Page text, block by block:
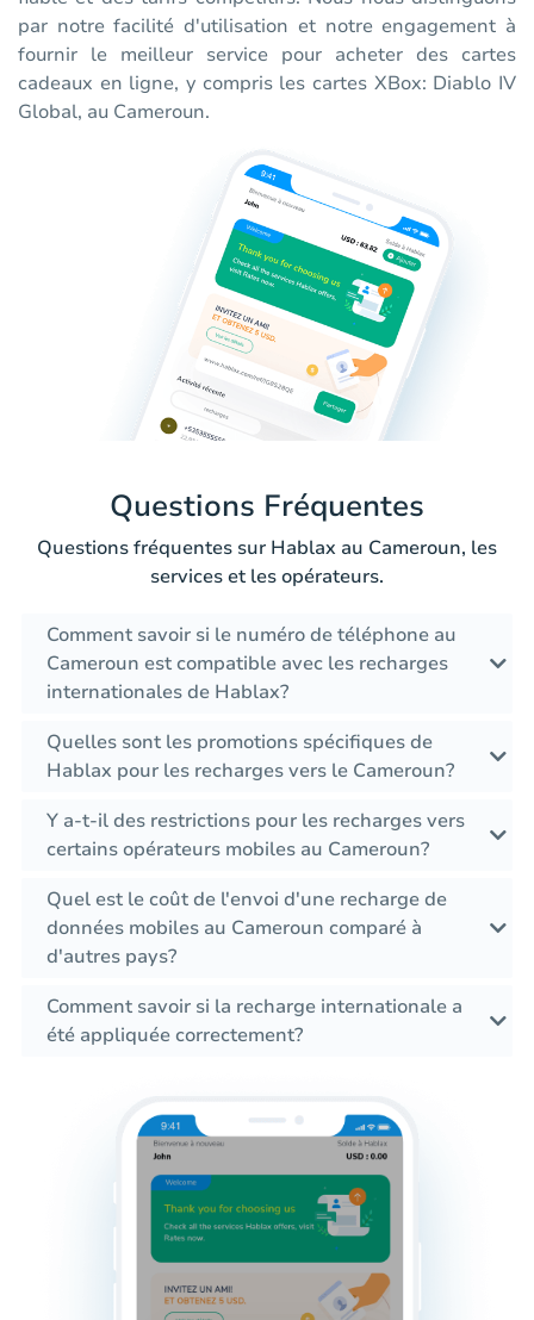
par notre facilité d'utilisation et notre engagement à
fournir le meilleur service pour acheter des cartes
cadeaux en ligne, y compris les cartes XBox: Diablo IV
Global, au Cameroun.
Questions Fréquentes
Questions fréquentes sur Hablax au Cameroun, les
services et les opérateurs.
Comment savoir si le numéro de téléphone au
Cameroun est compatible avec les recharges
internationales de Hablax?
Quelles sont les promotions spécifiques de
Hablax pour les recharges vers le Cameroun?
Y a-t-il des restrictions pour les recharges vers
certains opérateurs mobiles au Cameroun?
Quel est le coût de l'envoi d'une recharge de
données mobiles au Cameroun comparé à
d'autres pays?
Comment savoir si la recharge internationale a
été appliquée correctement?